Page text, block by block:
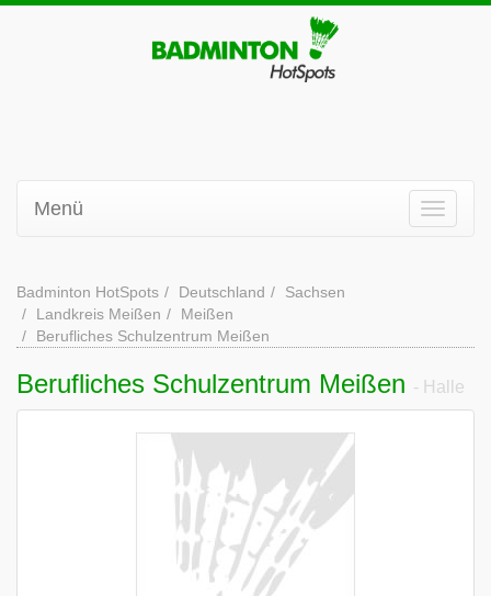
Menü
Badminton HotSpots Deutschland
Sachsen
Landkreis Meißen
Meißen
Berufliches Schulzentrum Meißen
Berufliches Schulzentrum Meißen - Halle